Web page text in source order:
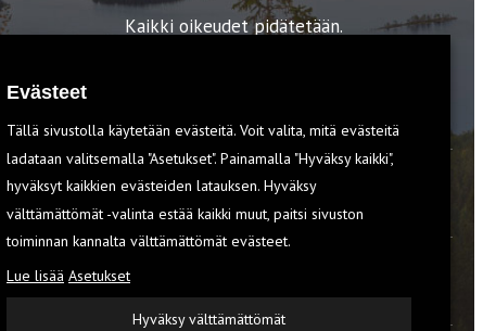
Kaikki oikeudet pidätetään.
EVÄSTEET
Evästeet
Tällä sivustolla käytetään evästeitä. Voit valita, mitä evästeitä
ladataan valitsemalla "Asetukset". Painamalla "Hyväksy kaikki",
hyväksyt kaikkien evästeiden latauksen. Hyväksy
välttämättömät -valinta estää kaikki muut, paitsi sivuston
toiminnan kannalta välttämättömät evästeet.
Lue lisää Asetukset
Hyväksy välttämättömät